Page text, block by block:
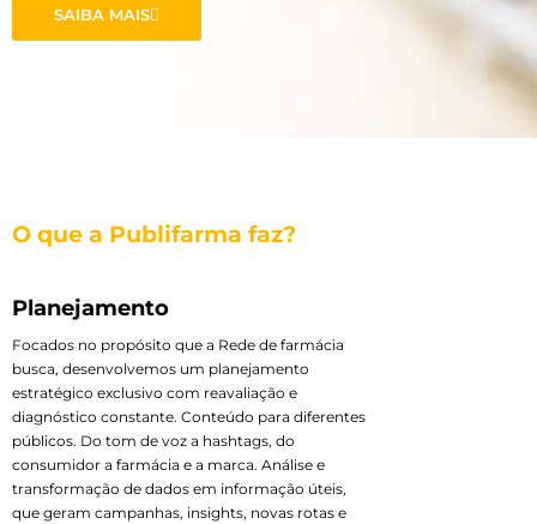
SAIBA MAIS
O que a Publifarma faz?
Planejamento
Focados no propósito que a Rede de farmácia
busca, desenvolvemos um planejamento
estratégico exclusivo com reavaliação e
diagnóstico constante. Conteúdo para diferentes
públicos. Do tom de voz a hashtags, do
consumidor a farmácia e a marca. Análise e
transformação de dados em informação úteis,
que geram campanhas, insights, novas rotas e